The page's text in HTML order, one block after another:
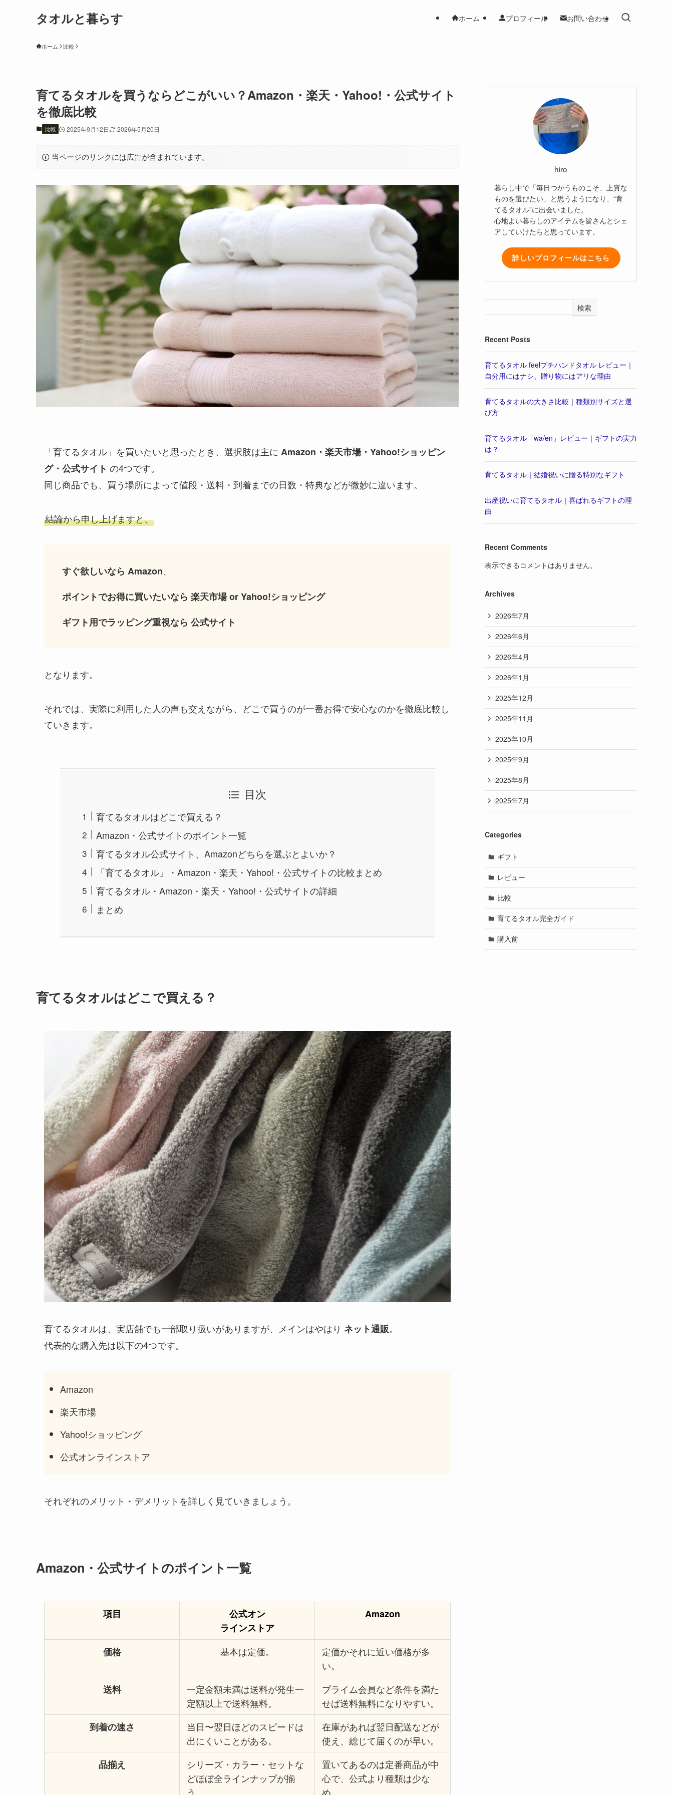
タオルと暮らす ホーム プロフィール お問い合わせ
ホーム 比較
育てるタオルを買うならどこがいい？Amazon・楽天・Yahoo!・公式サイト
を徹底比較
比較 2025年9月12日 2026年5月20日
当ページのリンクには広告が含まれています。
「育てるタオル」を買いたいと思ったとき、選択肢は主に Amazon・楽天市場・Yahoo!ショッピン
グ・公式サイト の4つです。
同じ商品でも、買う場所によって値段・送料・到着までの日数・特典などが微妙に違います。
結論から申し上げますと、
すぐ欲しいなら Amazon、
ポイントでお得に買いたいなら 楽天市場 or Yahoo!ショッピング
ギフト用でラッピング重視なら 公式サイト
となります。
それでは、実際に利用した人の声も交えながら、どこで買うのが一番お得で安心なのかを徹底比較し
ていきます。
目次
育てるタオルはどこで買える？
Amazon・公式サイトのポイント一覧
育てるタオル公式サイト、Amazonどちらを選ぶとよいか？
「育てるタオル」・Amazon・楽天・Yahoo!・公式サイトの比較まとめ
育てるタオル・Amazon・楽天・Yahoo!・公式サイトの詳細
まとめ
育てるタオルはどこで買える？
育てるタオルは、実店舗でも一部取り扱いがありますが、メインはやはり ネット通販。
代表的な購入先は以下の4つです。
Amazon
楽天市場
Yahoo!ショッピング
公式オンラインストア
それぞれのメリット・デメリットを詳しく見ていきましょう。
Amazon・公式サイトのポイント一覧
項目
公式オン
ラインストア
Amazon
価格 基本は定価。
定価かそれに近い価格が多
い。
送料
一定金額未満は送料が発生一
定額以上で送料無料。
プライム会員など条件を満た
せば送料無料になりやすい。
到着の速さ
当日〜翌日ほどのスピードは
出にくいことがある。
在庫があれば翌日配送などが
使え、総じて届くのが早い。
品揃え
シリーズ・カラー・セットな
どほぼ全ラインナップが揃
う。
置いてあるのは定番商品が中
心で、公式より種類は少な
め。
hiro
暮らし中で「毎日つかうものこそ、上質な
ものを選びたい」と思うようになり、“育
てるタオル”に出会いました。
心地よい暮らしのアイテムを皆さんとシェ
アしていけたらと思っています。
詳しいプロフィールはこちら
検索
Recent Posts
育てるタオル feelプチハンドタオル レビュー｜
自分用にはナシ、贈り物にはアリな理由
育てるタオルの大きさ比較｜種類別サイズと選
び方
育てるタオル「wa/en」レビュー｜ギフトの実力
は？
育てるタオル｜結婚祝いに贈る特別なギフト
出産祝いに育てるタオル｜喜ばれるギフトの理
由
Recent Comments
表示できるコメントはありません。
Archives
2026年7月
2026年6月
2026年4月
2026年1月
2025年12月
2025年11月
2025年10月
2025年9月
2025年8月
2025年7月
Categories
ギフト
レビュー
比較
育てるタオル完全ガイド
購入前